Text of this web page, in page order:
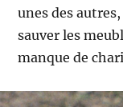
unes des
sauver les
manque de